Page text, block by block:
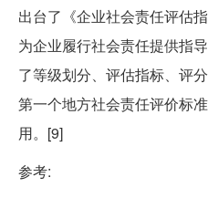
出台了《企业社会责任评估
为企业履行社会责任提供指
了等级划分、评估指标、评
第一个地方社会责任评价标
用。[9]
参考: